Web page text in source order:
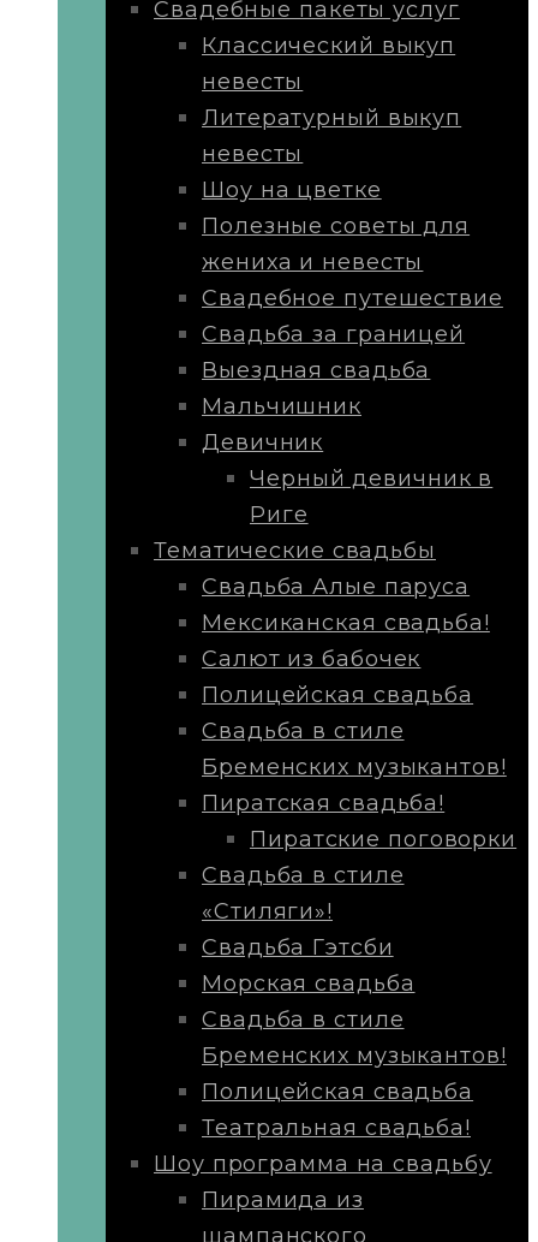
Свадебные пакеты услуг
Классический выкуп
невесты
Литературный выкуп
невесты
Шоу на цветке
Полезные советы для
жениха и невесты
Свадебное путешествие
Свадьба за границей
Выездная свадьба
Мальчишник
Девичник
Черный девичник в
Риге
Тематические свадьбы
Свадьба Алые паруса
Мексиканская свадьба!
Салют из бабочек
Полицейская свадьба
Свадьба в стиле
Бременских музыкантов!
Пиратская свадьба!
Пиратские поговорки
Свадьба в стиле
«Стиляги»!
Свадьба Гэтсби
Морская свадьба
Свадьба в стиле
Бременских музыкантов!
Полицейская свадьба
Театральная свадьба!
Шоу программа на свадьбу
Пирамида из
шампанского